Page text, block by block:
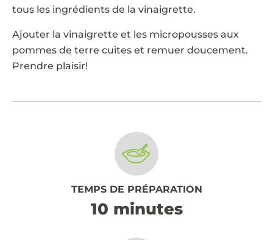
TEMPS DE PRÉPARATION
10 minutes
tous les ingrédients de la vinaigrette.
Ajouter la vinaigrette et les micropousses aux
pommes de terre cuites et remuer doucement.
Prendre plaisir!